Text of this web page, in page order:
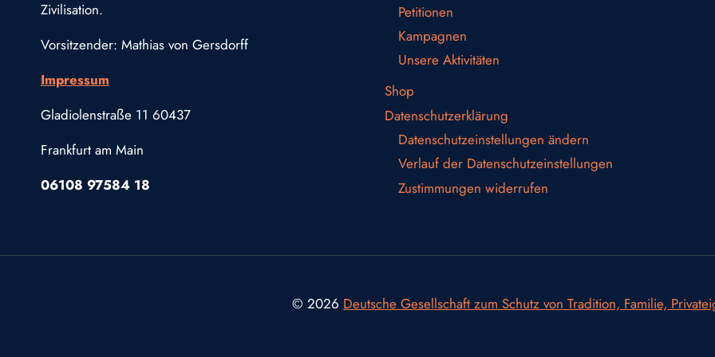
Zivilisation.
Vorsitzender: Mathias von Gersdorff
Impressum
Gladiolenstraße 11 60437
Frankfurt am Main
06108 97584 18
Petitionen
Kampagnen
Unsere Aktivitäten
Shop
Datenschutzerklärung
Datenschutzeinstellungen ändern
Verlauf der Datenschutzeinstellungen
Zustimmungen widerrufen
© 2026 Deutsche Gesellschaft zum Schutz von Tradition, Familie,